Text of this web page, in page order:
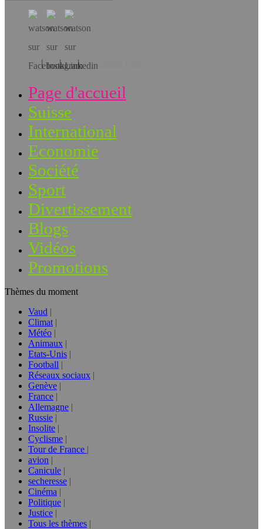
Téléchargez l’app!
Page d'accueil
Suisse
International
Economie
Société
Sport
Divertissement
Blogs
Vidéos
Promotions
Thèmes du moment
Vaud
Climat
Météo
Animaux
Etats-Unis
Football
Réseaux sociaux
Genève
France
Allemagne
Russie
Insolite
Cyclisme
Tour de France
avion
Canicule
secheresse
Cinéma
Politique
Justice
Tous les thèmes